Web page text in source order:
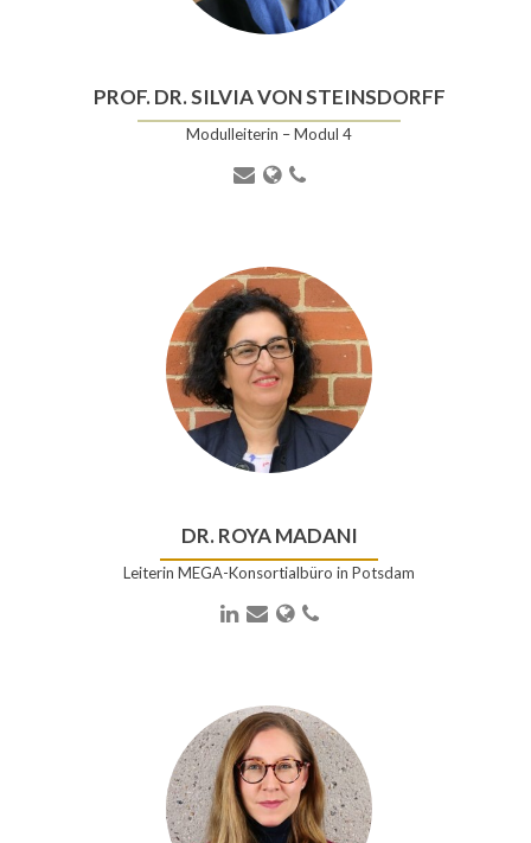
PROF. DR. SILVIA VON STEINSDORFF
Modulleiterin – Modul 4
E-
Webseite
Telefonnummer
DR. ROYA MADANI
Leiterin MEGA-Konsortialbüro in Potsdam
LinkedIn
E-
Webseite
Telefonnummer